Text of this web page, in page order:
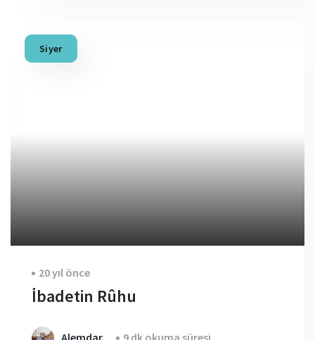
Siyer
20 yıl önce
İbadetin Rûhu
Alemdar 9 dk okuma süresi